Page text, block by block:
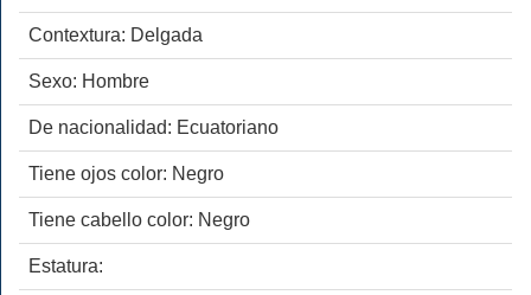
Contextura: Delgada
Sexo: Hombre
De nacionalidad: Ecuatoriano
Tiene ojos color: Negro
Tiene cabello color: Negro
Estatura: